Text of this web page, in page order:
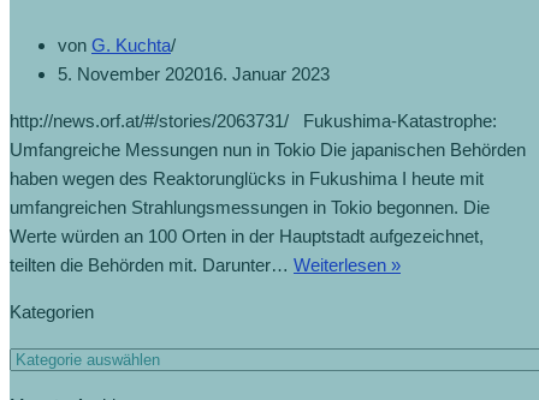
von G. Kuchta
5. November 202016. Januar 2023
http://news.orf.at/#/stories/2063731/ Fukushima-Katastrophe:
Umfangreiche Messungen nun in Tokio Die japanischen Behörden
haben wegen des Reaktorunglücks in Fukushima I heute mit
umfangreichen Strahlungsmessungen in Tokio begonnen. Die
Werte würden an 100 Orten in der Hauptstadt aufgezeichnet,
teilten die Behörden mit. Darunter… Weiterlesen »
Kategorien